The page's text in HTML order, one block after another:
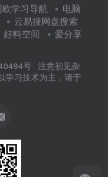
欧学习导航
电脑
云易搜网盘搜索
好料空间
爱分享
号 注意初见杂
学习技术为主，请于